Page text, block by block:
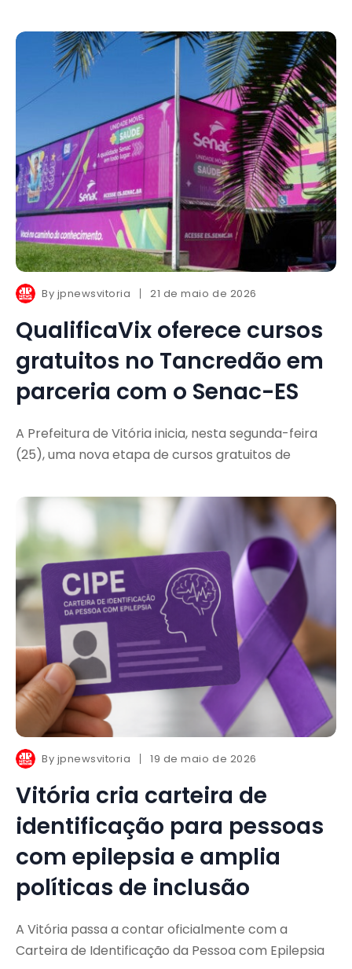
By jpnewsvitoria 21 de maio de 2026
QualificaVix oferece cursos
gratuitos no Tancredão em
parceria com o Senac-ES
A Prefeitura de Vitória inicia, nesta segunda-feira
(25), uma nova etapa de cursos gratuitos de
By jpnewsvitoria 19 de maio de 2026
Vitória cria carteira de
identificação para pessoas
com epilepsia e amplia
políticas de inclusão
A Vitória passa a contar oficialmente com a
Carteira de Identificação da Pessoa com Epilepsia